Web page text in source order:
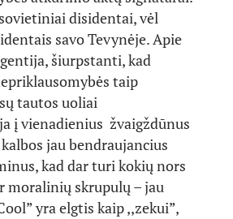
disidentai, vėl
savo Tevynėje. Apie
šiurpstanti, kad
taip
tautos uoliai
į vienadienius žvaigždūnus
jau bendraujancius
kad dar turi kokių nors
moralinių skrupulų – jau
yra elgtis kaip ,,zekui”,